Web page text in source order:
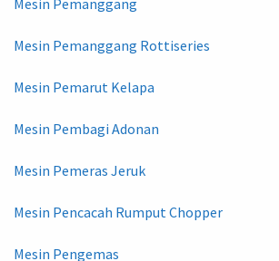
Mesin Pemanggang
Mesin Pemanggang Rottiseries
Mesin Pemarut Kelapa
Mesin Pembagi Adonan
Mesin Pemeras Jeruk
Mesin Pencacah Rumput Chopper
Mesin Pengemas